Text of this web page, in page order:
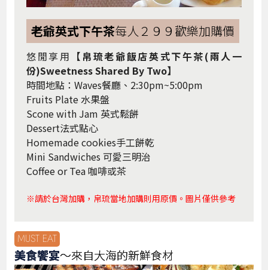
老爺英式下午茶每人２９９歡樂加購價
悠閒享用 【帛琉老爺飯店英式下午茶(兩人一
份)Sweetness Shared By Two】
時間地點：Waves餐廳、2:30pm~5:00pm
Fruits Plate 水果盤
Scone with Jam 英式鬆餅
Dessert法式點心
Homemade cookies手工餅乾
Mini Sandwiches 可愛三明治
Coffee or Tea 咖啡或茶
※請於台灣加購，帛琉當地加購則用原價。圖片僅供參考
MUST EAT
美食饗宴～來自大海的新鮮食材